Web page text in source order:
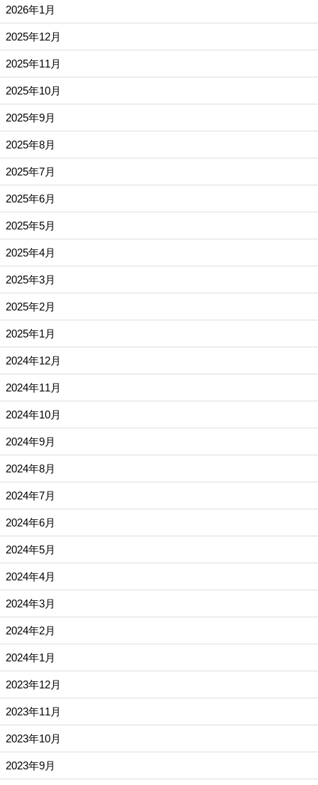
2026年1月
2025年12月
2025年11月
2025年10月
2025年9月
2025年8月
2025年7月
2025年6月
2025年5月
2025年4月
2025年3月
2025年2月
2025年1月
2024年12月
2024年11月
2024年10月
2024年9月
2024年8月
2024年7月
2024年6月
2024年5月
2024年4月
2024年3月
2024年2月
2024年1月
2023年12月
2023年11月
2023年10月
2023年9月